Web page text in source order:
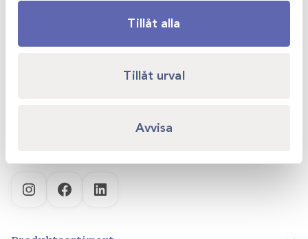
Tillåt alla
Tillåt urval
Avvisa
InstagramFacebookLinkedIn